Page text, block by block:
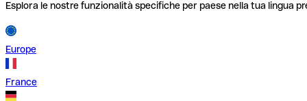
Esplora le nostre funzionalità specifiche per paese nella tua lingua
Europe
France